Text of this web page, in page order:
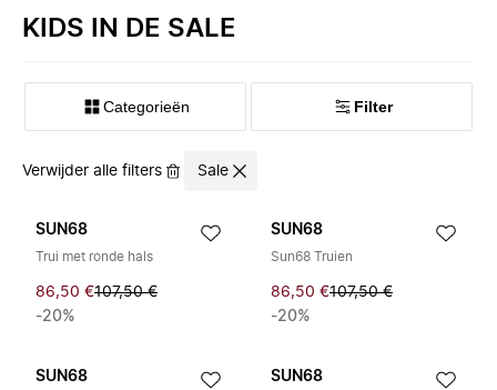
KIDS IN DE SALE
Categorieën Filter
Verwijder alle filters Sale
SUN68
Trui met ronde hals
86,50 €107,50 €
-20%
SUN68
Sun68 Truien
86,50 €107,50 €
-20%
SUN68 SUN68